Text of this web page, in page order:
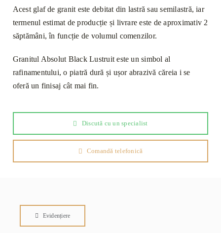
Lustruit
2cm
Acest glaf de granit este debitat din lastră sau semilastră, iar
termenul estimat de producție și livrare este de aproximativ 2
săptămâni, în funcție de volumul comenzilor.
Granitul Absolut Black Lustruit este un simbol al
rafinamentului, o piatră dură și ușor abrazivă căreia i se
oferă un finisaj cât mai fin.
Discută cu un specialist
Comandă telefonică
Evidențiere